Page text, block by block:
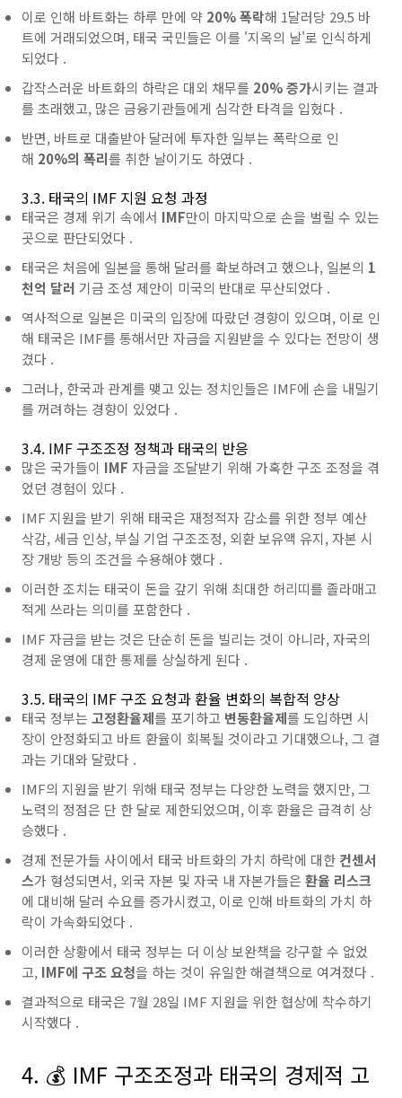
이로 인해 바트화는 하루 만에 약 20% 폭락해 1달러당 29.5 바
트에 거래되었으며, 태국 국민들은 이를 '지옥의 날'로 인식하게
되었다 .
갑작스러운 바트화의 하락은 대외 채무를 20% 증가시키는 결과
를 초래했고, 많은 금융기관들에게 심각한 타격을 입혔다 .
반면, 바트로 대출받아 달러에 투자한 일부는 폭락으로 인
해 20%의 폭리를 취한 날이기도 하였다 .
3.3. 태국의 IMF 지원 요청 과정
태국은 경제 위기 속에서 IMF만이 마지막으로 손을 벌릴 수 있는
곳으로 판단되었다 .
태국은 처음에 일본을 통해 달러를 확보하려고 했으나, 일본의 1
천억 달러 기금 조성 제안이 미국의 반대로 무산되었다 .
역사적으로 일본은 미국의 입장에 따랐던 경향이 있으며, 이로 인
해 태국은 IMF를 통해서만 자금을 지원받을 수 있다는 전망이 생
겼다 .
그러나, 한국과 관계를 맺고 있는 정치인들은 IMF에 손을 내밀기
를 꺼려하는 경향이 있었다 .
3.4. IMF 구조조정 정책과 태국의 반응
많은 국가들이 IMF 자금을 조달받기 위해 가혹한구조 조정을 겪
었던 경험이 있다 .
IMF 지원을 받기 위해 태국은 재정적자 감소를 위한 정부 예산
삭감, 세금 인상, 부실 기업 구조조정, 외환 보유액 유지, 자본 시
장 개방 등의 조건을 수용해야 했다 .
이러한 조치는 태국이 돈을 갚기 위해 최대한 허리띠를 졸라매고
적게 쓰라는 의미를 포함한다 .
IMF 자금을 받는 것은 단순히 돈을 빌리는 것이 아니라, 자국의
경제 운영에 대한 통제를 상실하게 된다 .
3.5. 태국의 IMF 구조 요청과 환율 변화의 복합적 양상
태국 정부는 고정환율제를 포기하고 변동환율제를 도입하면 시
장이 안정화되고 바트 환율이 회복될 것이라고 기대했으나, 그 결
과는 기대와 달랐다 .
IMF의 지원을 받기 위해 태국 정부는 다양한 노력을 했지만, 그
노력의 정점은 단 한 달로 제한되었으며, 이후 환율은 급격히 상
승했다 .
경제 전문가들 사이에서 태국 바트화의 가치 하락에 대한컨센서
스가 형성되면서, 외국 자본 및 자국 내 자본가들은 환율 리스크
에 대비해 달러 수요를 증가시켰고, 이로 인해 바트화의 가치 하
락이 가속화되었다 .
이러한 상황에서 태국 정부는 더 이상 보완책을 강구할 수 없었
고, IMF에 구조 요청을 하는 것이 유일한 해결책으로 여겨졌다 .
결과적으로 태국은 7월 28일 IMF 지원을 위한 협상에 착수하기
시작했다 .
4. 💰 IMF 구조조정과 태국의 경제적 고